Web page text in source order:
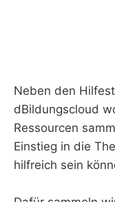
Neben den
dBildungscloud
Ressourcen
Einstieg in die
hilfreich sein